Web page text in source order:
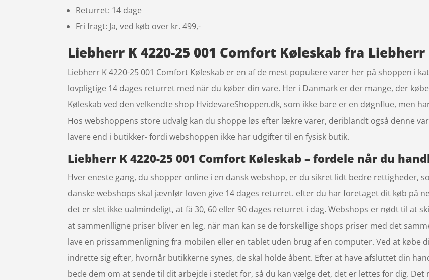
Returret: 14 dage
Fri fragt: Ja, ved køb over kr. 499,-
Liebherr K 4220-25 001 Comfort Køleskab fra Liebherr
Liebherr K 4220-25 001 Comfort Køleskab er en af de mest populære varer her på shoppen i
lovpligtige 14 dages returret med når du køber din vare. Her i Danmark er der mange, der
Køleskab ved den velkendte shop HvidevareShoppen.dk, som ikke bare er en døgnflue, men
Hos webshoppens store udvalg kan du shoppe løs efter lækre varer, deriblandt også denne
lavere end i butikker- fordi webshoppen ikke har udgifter til en fysisk butik.
Liebherr K 4220-25 001 Comfort Køleskab – fordele når du
Hver eneste gang, du shopper online i en dansk webshop, er du sikret lidt bedre rettigheder,
danske webshops skal jævnfør loven give 14 dages returret. efter du har foretaget dit køb på
det er slet ikke ualmindeligt, at få 30, 60 eller 90 dages returret i dag. Webshops er nødt til at
at sammenlligne priser bliver en leg, når man kan se de forskellige shops priser med det
lave en prissammenligning fra mobilen eller en tablet uden brug af en computer. Ved at købe
indrette sig efter, hvornår butikkerne synes, de skal holde åbent. Efter at have afsluttet din
bede dem om at sende til dit arbejde i stedet for, så du kan vælge det, det er lettes for dig.